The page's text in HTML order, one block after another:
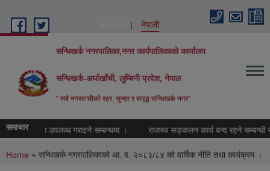
नेपाली
सन्धिखर्क नगरपालिका,नगर कार्यपालिकाको कार्यालय
सन्धिखर्क-अर्घाखाँची, लुम्बिनी प्रदेश, नेपाल
" सबै नगरवासीकाे रहर, सुन्दर र समृद्ध सन्धिखर्क नगर"
समाचार
परामर्श सेवा उपलव्ध गराइने सम्बन्धमा । राजस्व सङ्कलन कार्य बन्द रहने सम्बन्धी
You are here
Home » सन्धिखर्क नगरपालिकाको आ. व. २०८३/८४ काे वार्षिक नीति तथा कार्यक्रम ।